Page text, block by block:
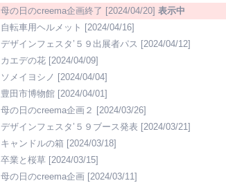
母の日のcreema企画終了 [2024/04/20] 表示中
自転車用ヘルメット [2024/04/16]
デザインフェスタ’５９出展者パス [2024/04/12]
カエデの花 [2024/04/09]
ソメイヨシノ [2024/04/04]
豊田市博物館 [2024/04/01]
母の日のcreema企画２ [2024/03/26]
デザインフェスタ’５９ブース発表 [2024/03/21]
キャンドルの箱 [2024/03/18]
卒業と桜草 [2024/03/15]
母の日のcreema企画 [2024/03/11]